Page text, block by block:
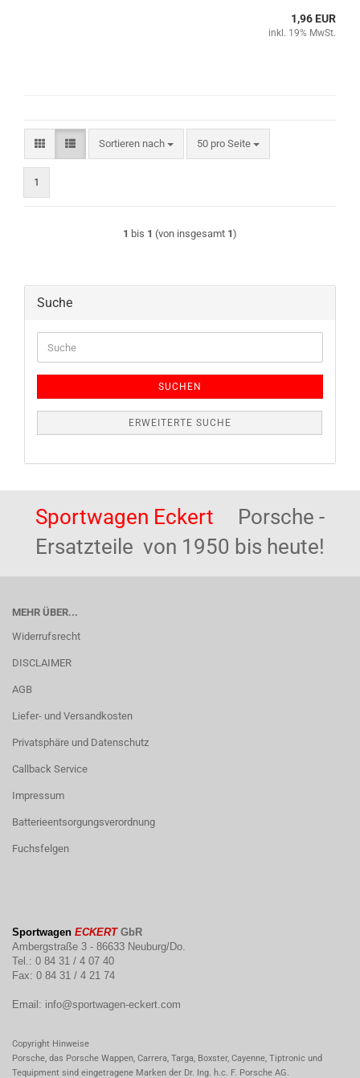
1,96 EUR
inkl. 19% MwSt.
Sortieren nach
Sortieren nach 50 pro Seite
pro Seite
1
1 bis 1 (von insgesamt 1)
Suche
SUCHEN
ERWEITERTE SUCHE
Sportwagen Eckert Porsche -
Ersatzteile von 1950 bis heute!
MEHR ÜBER...
Widerrufsrecht
DISCLAIMER
AGB
Liefer- und Versandkosten
Privatsphäre und Datenschutz
Callback Service
Impressum
Batterieentsorgungsverordnung
Fuchsfelgen
Sportwagen ECKERTGbR
Ambergstraße 3 - 86633 Neuburg/Do.
Tel.: 0 84 31 / 4 07 40
Fax: 0 84 31 / 4 21 74
Email: info@sportwagen-eckert.com
Copyright Hinweise
Porsche, das Porsche Wappen, Carrera, Targa, Boxster, Cayenne, Tiptronic und
Tequipment sind eingetragene Marken der Dr. Ing. h.c. F. Porsche AG.